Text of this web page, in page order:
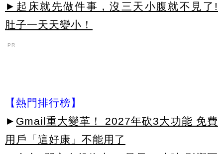
►起床就先做件事，沒三天小腹就不見了!
肚子一天天變小！
PR
【熱門排行榜】
► Gmail重大變革！ 2027年砍3大功能 免費
用戶「這好康」不能用了